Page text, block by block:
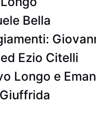
Bella
Ezio Citelli
Longo e